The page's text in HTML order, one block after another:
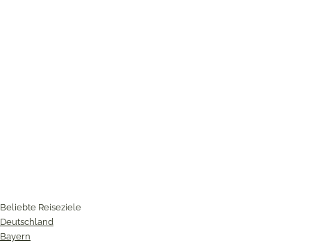
Beliebte Reiseziele
Deutschland
Bayern